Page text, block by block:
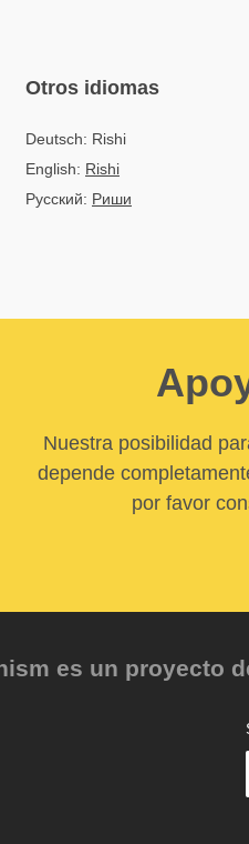
Otros idiomas
Deutsch: Rishi
English: Rishi
Русский: Риши
Nuestra posibilidad
depende
por favor
es un proyecto